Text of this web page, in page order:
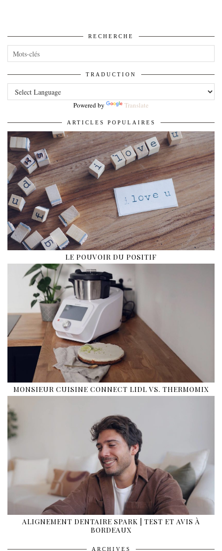
RECHERCHE
TRADUCTION
Powered by Translate
ARTICLES POPULAIRES
LE POUVOIR DU POSITIF
MONSIEUR CUISINE CONNECT LIDL VS. THERMOMIX
ALIGNEMENT DENTAIRE SPARK | TEST ET AVIS À
BORDEAUX
ARCHIVES